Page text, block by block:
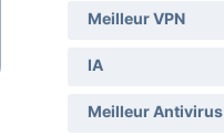
Meilleur VPN
IA
Meilleur Antivirus